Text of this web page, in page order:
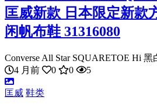
匡威新款 日本限定新款
闲帆布鞋 31316080
Converse All Star SQUARETOE Hi
4 月前
0 0 5
匡威 鞋类